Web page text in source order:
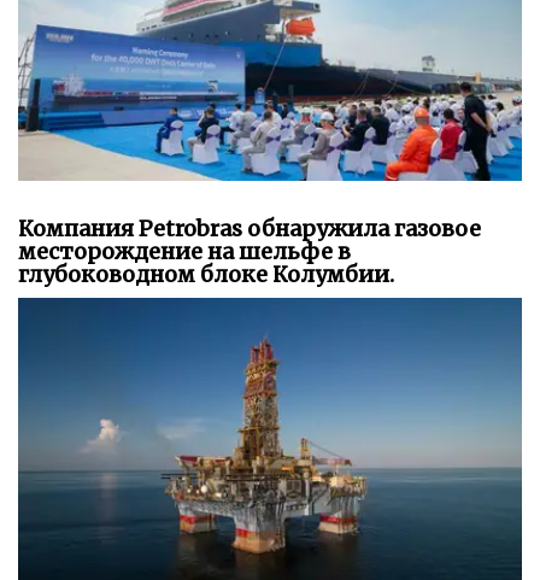
Компания Petrobras обнаружила газовое
месторождение на шельфе в
глубоководном блоке Колумбии.